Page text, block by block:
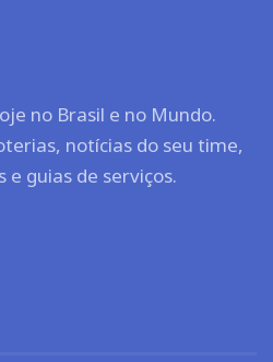
no Brasil e no Mundo.
notícias do seu time,
guias de serviços.